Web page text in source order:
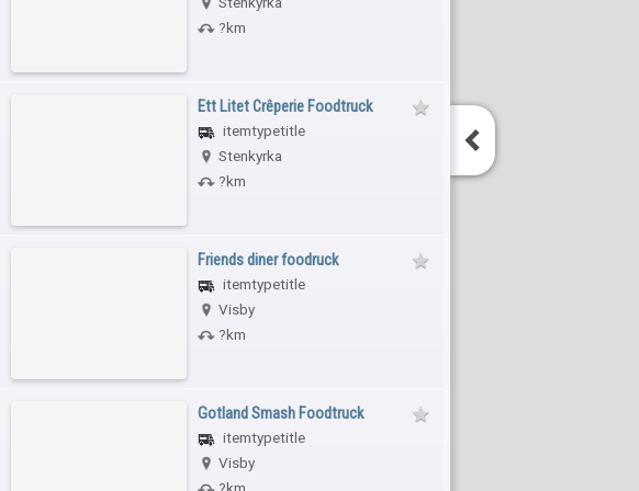
?km
Ett Litet Crêperie Foodtruck
itemtypetitle
Stenkyrka
?km
Friends diner foodruck
itemtypetitle
Visby
?km
Gotland Smash Foodtruck
itemtypetitle
Visby